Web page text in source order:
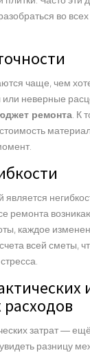
во
чаще, чем
неверные
ремонта . К
ремонта
каждое
всей сметы,
затрат —
разницу